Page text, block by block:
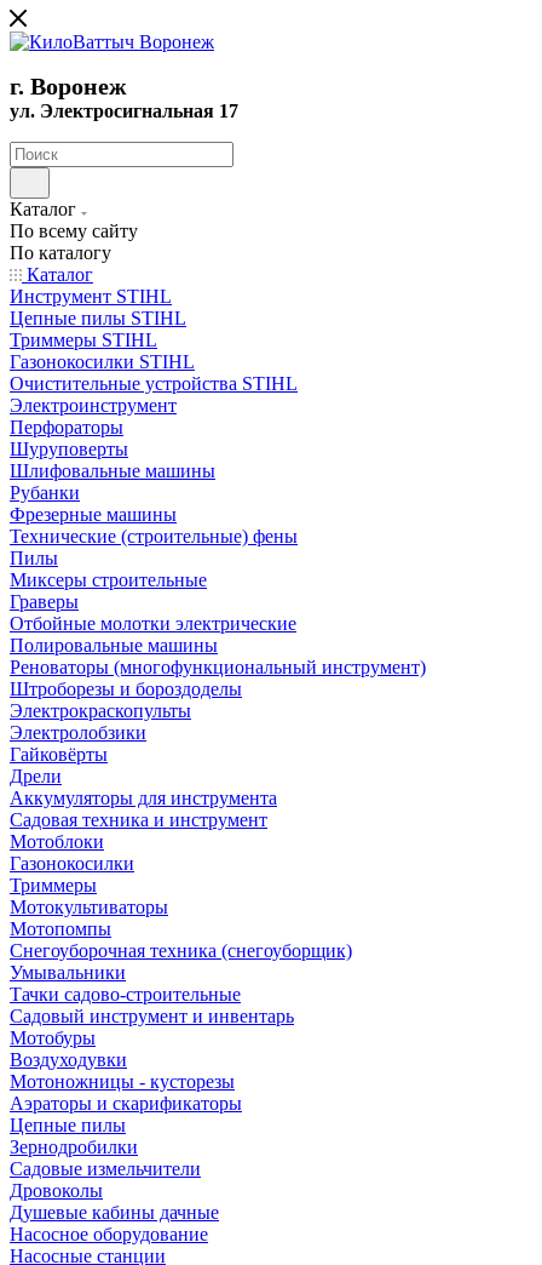
г. Воронеж
ул. Электросигнальная 17
Каталог
По всему сайту
По каталогу
Каталог
Инструмент STIHL
Цепные пилы STIHL
Триммеры STIHL
Газонокосилки STIHL
Очистительные устройства STIHL
Электроинструмент
Перфораторы
Шуруповерты
Шлифовальные машины
Рубанки
Фрезерные машины
Технические (строительные) фены
Пилы
Миксеры строительные
Граверы
Отбойные молотки электрические
Полировальные машины
Реноваторы (многофункциональный инструмент)
Штроборезы и бороздоделы
Электрокраскопульты
Электролобзики
Гайковёрты
Дрели
Аккумуляторы для инструмента
Садовая техника и инструмент
Мотоблоки
Газонокосилки
Триммеры
Мотокультиваторы
Мотопомпы
Снегоуборочная техника (снегоуборщик)
Умывальники
Тачки садово-строительные
Садовый инструмент и инвентарь
Мотобуры
Воздуходувки
Мотоножницы - кусторезы
Аэраторы и скарификаторы
Цепные пилы
Зернодробилки
Садовые измельчители
Дровоколы
Душевые кабины дачные
Насосное оборудование
Насосные станции